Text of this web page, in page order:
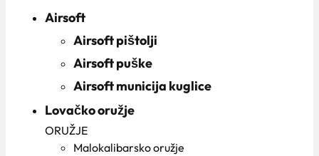
Airsoft
Airsoft pištolji
Airsoft puške
Airsoft municija kuglice
Lovačko oružje
ORUŽJE
Malokalibarsko oružje